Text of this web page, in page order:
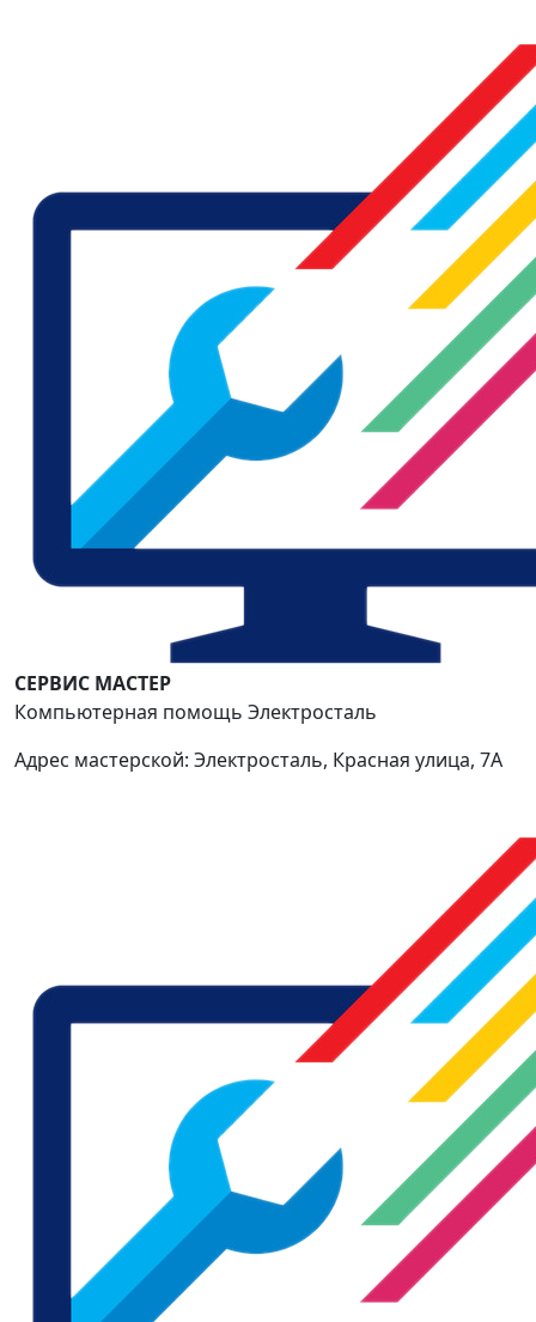
СЕРВИС МАСТЕР
Компьютерная помощь Электросталь
Адрес мастерской: Электросталь, Красная улица, 7А